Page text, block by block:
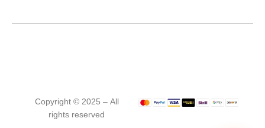
Copyright © 2025 – All
rights reserved